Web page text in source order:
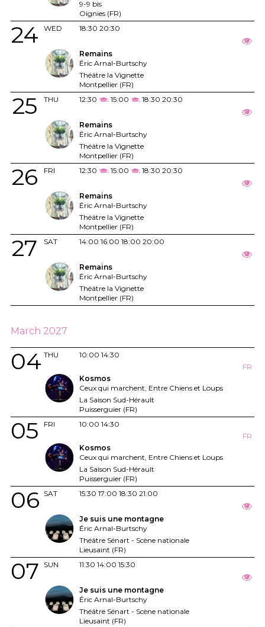
9-9 bis
Oignies (FR)
WED
24 18:30 20:30
Remains
Éric Arnal-Burtschy
Théâtre la Vignette
Montpellier (FR)
THU
25 12:30 15:00 18:3020:30
Remains
Éric Arnal-Burtschy
Théâtre la Vignette
Montpellier (FR)
FRI
26 12:30 15:00 18:3020:30
Remains
Éric Arnal-Burtschy
Théâtre la Vignette
Montpellier (FR)
SAT
27 14:00 16:00 18:00 20:00
Remains
Éric Arnal-Burtschy
Théâtre la Vignette
Montpellier (FR)
March 2027
THU
04 10:00 14:30
FR
Kosmos
Ceux qui marchent, Entre Chiens et Loups
La Saison Sud-Hérault
Puisserguier (FR)
FRI
05 10:00 14:30
FR
Kosmos
Ceux qui marchent, Entre Chiens et Loups
La Saison Sud-Hérault
Puisserguier (FR)
SAT
06 15:30 17:00 18:30 21:00
Je suis une montagne
Éric Arnal-Burtschy
Théâtre Sénart - Scène nationale
Lieusaint (FR)
SUN
07 11:30 14:00 15:30
Je suis une montagne
Éric Arnal-Burtschy
Théâtre Sénart - Scène nationale
Lieusaint (FR)